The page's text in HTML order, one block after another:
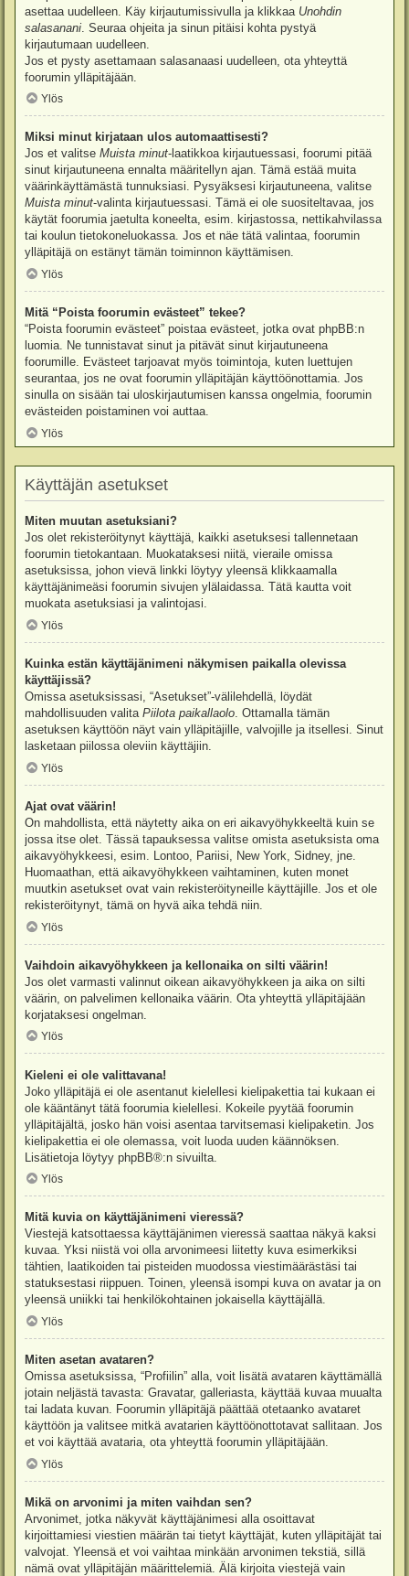
asettaa uudelleen. Käy kirjautumissivulla ja klikkaa Unohdin
salasanani . Seuraa ohjeita ja sinun pitäisi kohta pystyä
kirjautumaan uudelleen.
Jos et pysty asettamaan salasanaasi uudelleen, ota yhteyttä
foorumin ylläpitäjään.
Ylös
Miksi minut kirjataan ulos automaattisesti?
Jos et valitse Muista minut-laatikkoa kirjautuessasi, foorumi pitää
sinut kirjautuneena ennalta määritellyn ajan. Tämä estää muita
väärinkäyttämästä tunnuksiasi. Pysyäksesi kirjautuneena, valitse
Muista minut-valinta kirjautuessasi. Tämä ei ole suositeltavaa, jos
käytät foorumia jaetulta koneelta, esim. kirjastossa, nettikahvilassa
tai koulun tietokoneluokassa. Jos et näe tätä valintaa, foorumin
ylläpitäjä on estänyt tämän toiminnon käyttämisen.
Ylös
Mitä “Poista foorumin evästeet” tekee?
“Poista foorumin evästeet” poistaa evästeet, jotka ovat phpBB:n
luomia. Ne tunnistavat sinut ja pitävät sinut kirjautuneena
foorumille. Evästeet tarjoavat myös toimintoja, kuten luettujen
seurantaa, jos ne ovat foorumin ylläpitäjän käyttöönottamia. Jos
sinulla on sisään tai uloskirjautumisen kanssa ongelmia, foorumin
evästeiden poistaminen voi auttaa.
Ylös
Käyttäjän asetukset
Miten muutan asetuksiani?
Jos olet rekisteröitynyt käyttäjä, kaikki asetuksesi tallennetaan
foorumin tietokantaan. Muokataksesi niitä, vieraile omissa
asetuksissa, johon vievä linkki löytyy yleensä klikkaamalla
käyttäjänimeäsi foorumin sivujen ylälaidassa. Tätä kautta voit
muokata asetuksiasi ja valintojasi.
Ylös
Kuinka estän käyttäjänimeni näkymisen paikalla olevissa
käyttäjissä?
Omissa asetuksissasi, “Asetukset”-välilehdellä, löydät
mahdollisuuden valita Piilota paikallaolo. Ottamalla tämän
asetuksen käyttöön näyt vain ylläpitäjille, valvojille ja itsellesi. Sinut
lasketaan piilossa oleviin käyttäjiin.
Ylös
Ajat ovat väärin!
On mahdollista, että näytetty aika on eri aikavyöhykkeeltä kuin se
jossa itse olet. Tässä tapauksessa valitse omista asetuksista oma
aikavyöhykkeesi, esim. Lontoo, Pariisi, New York, Sidney, jne.
Huomaathan, että aikavyöhykkeen vaihtaminen, kuten monet
muutkin asetukset ovat vain rekisteröityneille käyttäjille. Jos et ole
rekisteröitynyt, tämä on hyvä aika tehdä niin.
Ylös
Vaihdoin aikavyöhykkeen ja kellonaika on silti väärin!
Jos olet varmasti valinnut oikean aikavyöhykkeen ja aika on silti
väärin, on palvelimen kellonaika väärin. Ota yhteyttä ylläpitäjään
korjataksesi ongelman.
Ylös
Kieleni ei ole valittavana!
Joko ylläpitäjä ei ole asentanut kielellesi kielipakettia tai kukaan ei
ole kääntänyt tätä foorumia kielellesi. Kokeile pyytää foorumin
ylläpitäjältä, josko hän voisi asentaa tarvitsemasi kielipaketin. Jos
kielipakettia ei ole olemassa, voit luoda uuden käännöksen.
Lisätietoja löytyy phpBB®:n sivuilta.
Ylös
Mitä kuvia on käyttäjänimeni vieressä?
Viestejä katsottaessa käyttäjänimen vieressä saattaa näkyä kaksi
kuvaa. Yksi niistä voi olla arvonimeesi liitetty kuva esimerkiksi
tähtien, laatikoiden tai pisteiden muodossa viestimäärästäsi tai
statuksestasi riippuen. Toinen, yleensä isompi kuva on avatar ja on
yleensä uniikki tai henkilökohtainen jokaisella käyttäjällä.
Ylös
Miten asetan avataren?
Omissa asetuksissa, “Profiilin” alla, voit lisätä avataren käyttämällä
jotain neljästä tavasta: Gravatar, galleriasta, käyttää kuvaa muualta
tai ladata kuvan. Foorumin ylläpitäjä päättää otetaanko avataret
käyttöön ja valitsee mitkä avatarien käyttöönottotavat sallitaan. Jos
et voi käyttää avataria, ota yhteyttä foorumin ylläpitäjään.
Ylös
Mikä on arvonimi ja miten vaihdan sen?
Arvonimet, jotka näkyvät käyttäjänimesi alla osoittavat
kirjoittamiesi viestien määrän tai tietyt käyttäjät, kuten ylläpitäjät tai
valvojat. Yleensä et voi vaihtaa minkään arvonimen tekstiä, sillä
nämä ovat ylläpitäjän määrittelemiä. Älä kirjoita viestejä vain